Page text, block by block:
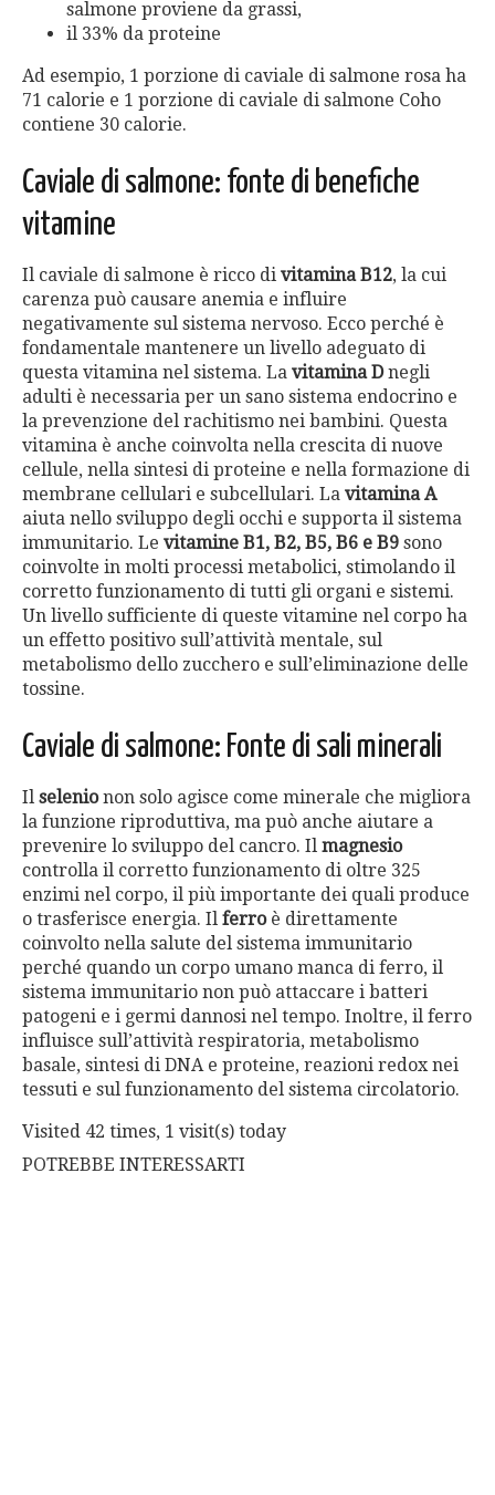
salmone proviene da grassi,
il 33% da proteine
Ad esempio, 1 porzione di caviale di salmone rosa ha
71 calorie e 1 porzione di caviale di salmone Coho
contiene 30 calorie.
Caviale di salmone: fonte di benefiche
vitamine
Il caviale di salmone è ricco di vitamina B12, la cui
carenza può causare anemia e influire
negativamente sul sistema nervoso. Ecco perché è
fondamentale mantenere un livello adeguato di
questa vitamina nel sistema. La vitamina Dnegli
adulti è necessaria per un sano sistema endocrino e
la prevenzione del rachitismo nei bambini. Questa
vitamina è anche coinvolta nella crescita di nuove
cellule, nella sintesi di proteine ​​e nella formazione di
membrane cellulari e subcellulari. La vitamina A
aiuta nello sviluppo degli occhi e supporta il sistema
immunitario. Le vitamine B1, B2, B5, B6 e B9 sono
coinvolte in molti processi metabolici, stimolando il
corretto funzionamento di tutti gli organi e sistemi.
Un livello sufficiente di queste vitamine nel corpo ha
un effetto positivo sull’attività mentale, sul
metabolismo dello zucchero e sull’eliminazione delle
tossine.
Caviale di salmone: Fonte di sali minerali
Il selenionon solo agisce come minerale che migliora
la funzione riproduttiva, ma può anche aiutare a
prevenire lo sviluppo del cancro. Il magnesio
controlla il corretto funzionamento di oltre 325
enzimi nel corpo, il più importante dei quali produce
o trasferisce energia. Il ferroè direttamente
coinvolto nella salute del sistema immunitario
perché quando un corpo umano manca di ferro, il
sistema immunitario non può attaccare i batteri
patogeni e i germi dannosi nel tempo. Inoltre, il ferro
influisce sull’attività respiratoria, metabolismo
basale, sintesi di DNA e proteine, reazioni redox nei
tessuti e sul funzionamento del sistema circolatorio.
Visited 42 times, 1 visit(s) today
POTREBBE INTERESSARTI